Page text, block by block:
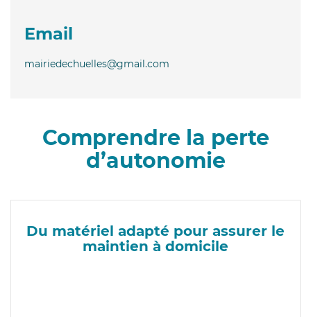
Email
mairiedechuelles@gmail.com
Comprendre la perte
d’autonomie
Du matériel adapté pour assurer le
maintien à domicile